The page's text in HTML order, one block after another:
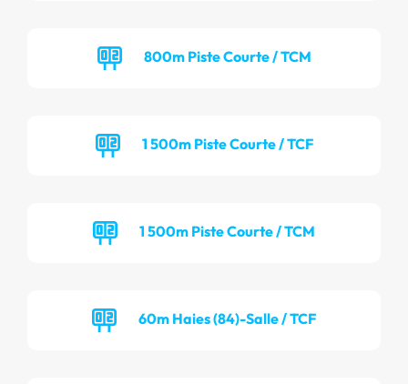
800m Piste Courte / TCM
1 500m Piste Courte / TCF
1 500m Piste Courte / TCM
60m Haies (84)-Salle / TCF